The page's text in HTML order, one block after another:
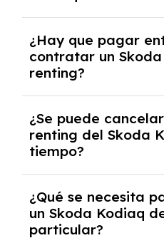
acordado.
Kodiaq con el seguro a
franquicia incluido
mensuales.
¿Hay que pagar
contratar un
renting?
tendrás que pagar
salvo en casos que lo
debido al resultado
económica.
¿Se puede
renting del Skoda
tiempo?
pero puede haber
cancelación
las condiciones del
¿Qué se necesita
un Skoda Kodiaq
particular?